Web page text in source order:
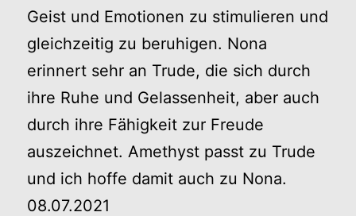
Geist und Emotionen zu stimulieren und
gleichzeitig zu beruhigen. Nona
erinnert sehr an Trude, die sich durch
ihre Ruhe und Gelassenheit, aber auch
durch ihre Fähigkeit zur Freude
auszeichnet. Amethyst passt zu Trude
und ich hoffe damit auch zu Nona.
08.07.2021